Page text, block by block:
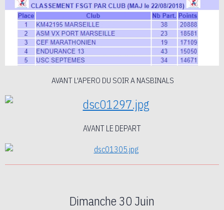
AVANT L'APERO DU SOIR A NASBINALS
AVANT LE DEPART
Dimanche 30 Juin